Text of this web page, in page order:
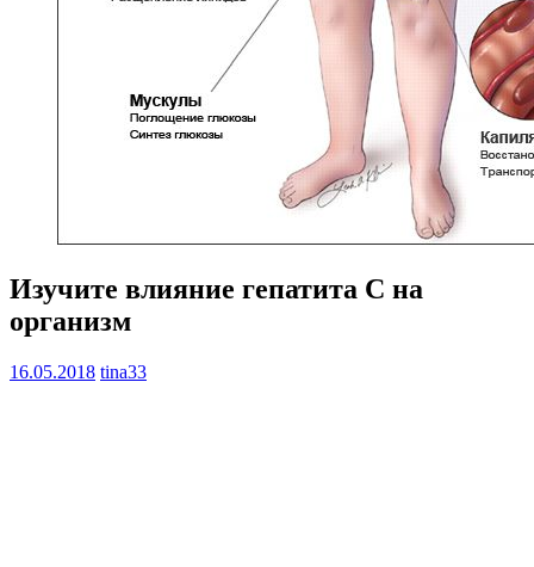
Изучите влияние гепатита С на
организм
16.05.2018 tina33